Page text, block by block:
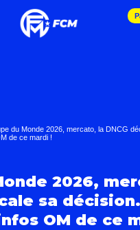
du Monde 2026, mercato, la DNCG
de ce mardi !
2026,
sa
OM de ce